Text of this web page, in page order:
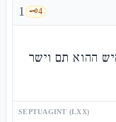
1 🗝️4
ההוא תם וישר
SEPTUAGINT (LXX)